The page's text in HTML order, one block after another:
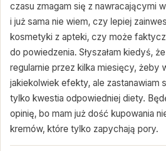
czasu zmagam się z nawracającymi
i już sama nie wiem, czy lepiej
kosmetyki z apteki, czy może
do powiedzenia. Słyszałam kiedyś,
regularnie przez kilka miesięcy, żeby
jakiekolwiek efekty, ale zastanawiam
tylko kwestia odpowiedniej diety.
opinię, bo mam już dość kupowania
kremów, które tylko zapychają pory.